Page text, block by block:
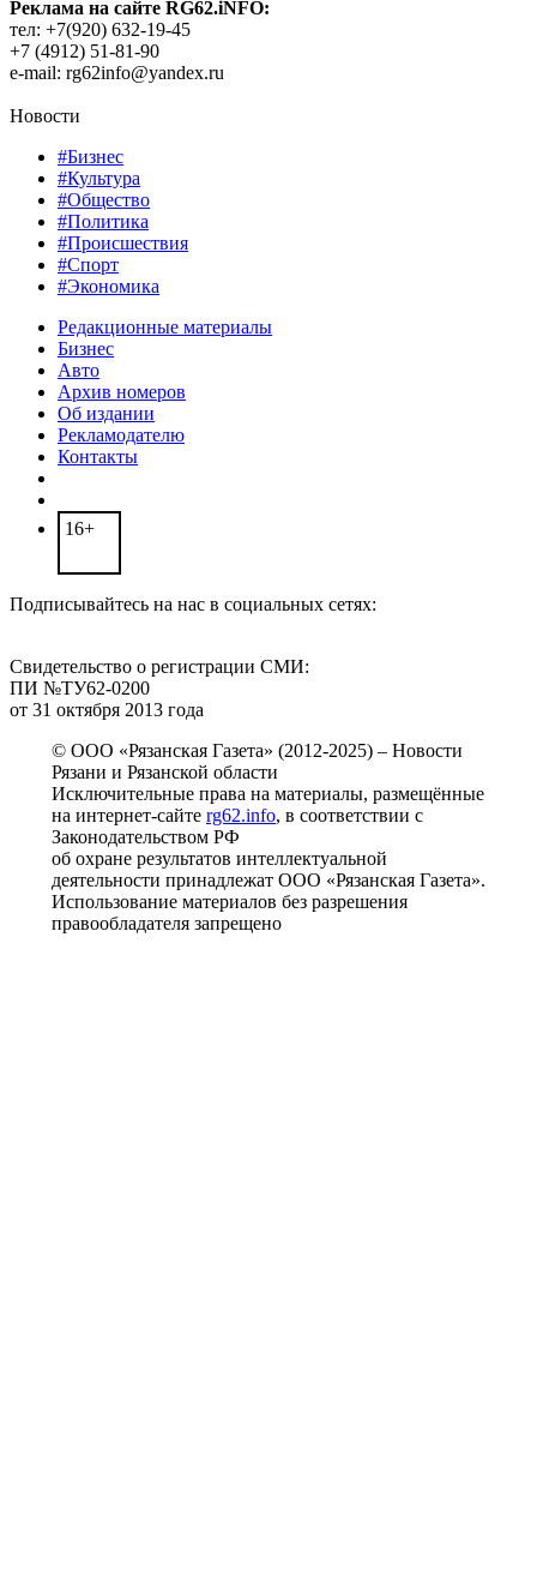
Реклама на сайте RG62.iNFO:
тел: +7(920) 632-19-45
+7 (4912) 51-81-90
e-mail: rg62info@yandex.ru
Новости
#Бизнес
#Культура
#Общество
#Политика
#Происшествия
#Спорт
#Экономика
Редакционные материалы
Бизнес
Авто
Архив номеров
Об издании
Рекламодателю
Контакты
16+
Подписывайтесь на нас в социальных сетях:
Свидетельство о регистрации СМИ:
ПИ №ТУ62-0200
от 31 октября 2013 года
© ООО «Рязанская Газета» (2012-2025) – Новости
Рязани и Рязанской области
Исключительные права на материалы, размещённые
на интернет-сайте rg62.info, в соответствии с
Законодательством РФ
об охране результатов интеллектуальной
деятельности принадлежат ООО «Рязанская Газета».
Использование материалов без разрешения
правообладателя запрещено